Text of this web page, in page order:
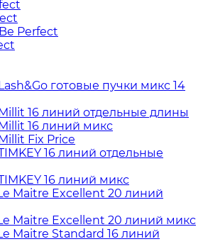
Perfect
готовые пучки микс 14
16 линий отдельные длины
16 линий микс
Fix Price
16 линий отдельные
16 линий микс
Maitre Excellent 20 линий
Maitre Excellent 20 линий микс
Maitre Standard 16 линий